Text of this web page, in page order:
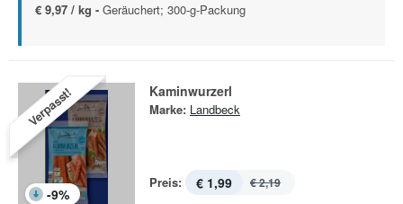
€ 9,97 / kg - Geräuchert; 300-g-Packung
Verpasst!
-9%
Kaminwurzerl
Marke: Landbeck
Preis: € 1,99 € 2,19